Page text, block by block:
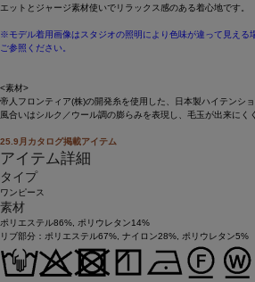
エットとジャージ素材使いでリラックス感のある着心地です。
※モデル着用画像はスタジオの照明により色味が違って見える
ご参照ください。
<素材>
帝人フロンティア(株)の開発糸を使用した、日本製ハイテンショ
風合いはシルク／ウール調の膨らみを表現し、毛玉が出来にく
25.9月カタログ掲載アイテム
アイテム詳細
タイプ
ワンピース
素材
ポリエステル86%, ポリウレタン14%
リブ部分：ポリエステル67%, ナイロン28%, ポリウレタン5%